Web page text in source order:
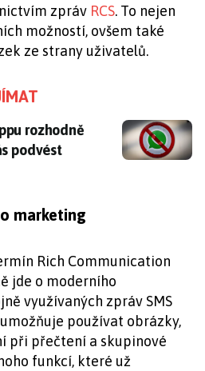
zpráv RCS. To nejen
možností, ovšem také
ze strany uživatelů.
rozhodně zablokujte: snaží
rozhodně
podvést
marketing
Rich Communication
jde o moderního
využívaných zpráv SMS
používat obrázky,
při přečtení a skupinové
funkcí, které už